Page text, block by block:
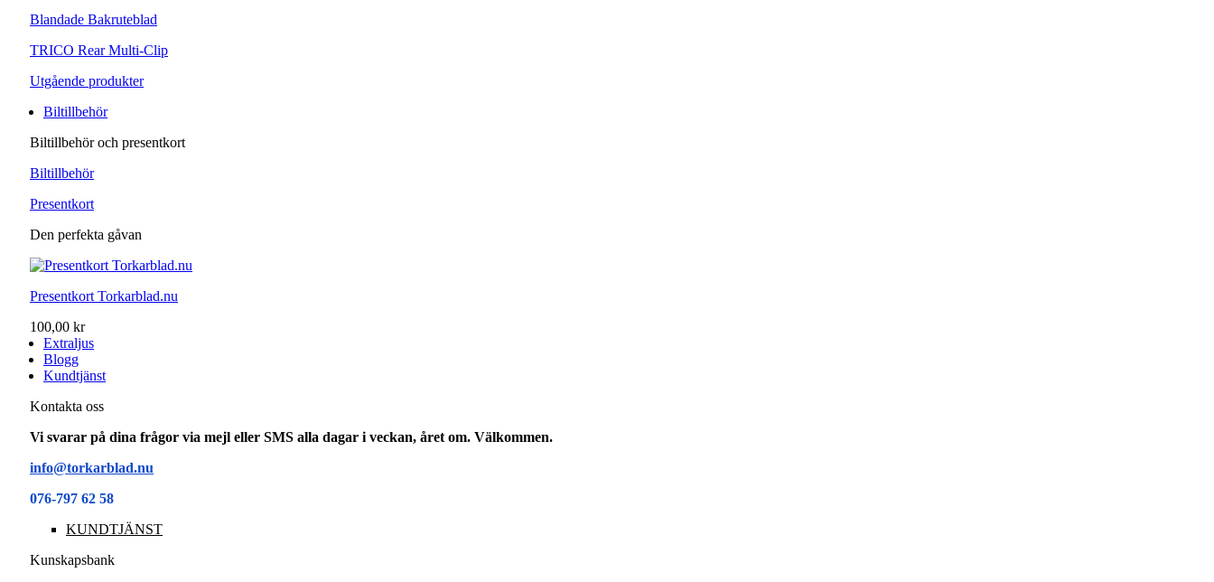
Blandade Bakruteblad
TRICO Rear Multi-Clip
Utgående produkter
Biltillbehör
Biltillbehör och presentkort
Biltillbehör
Presentkort
Den perfekta gåvan
Presentkort Torkarblad.nu
100,00 kr
Extraljus
Blogg
Kundtjänst
Kontakta oss
Vi svarar på dina frågor via mejl eller SMS alla dagar i veckan, året om. Välkommen.
info@torkarblad.nu
076-797 62 58
KUNDTJÄNST
Kunskapsbank